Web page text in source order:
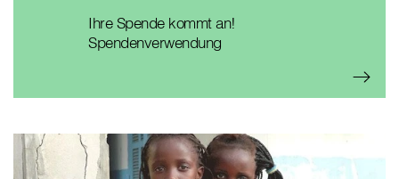
Ihre Spende kommt an!
Spendenverwendung